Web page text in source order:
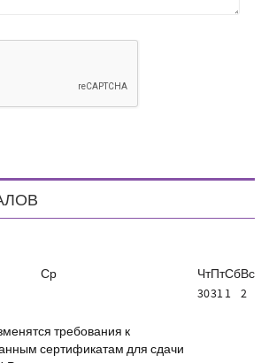
Ср ЧтПтСбВс
30311 2
требования к
сертификатам для сдачи